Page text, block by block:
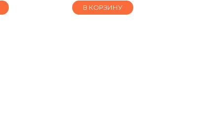
В КОРЗИНУ